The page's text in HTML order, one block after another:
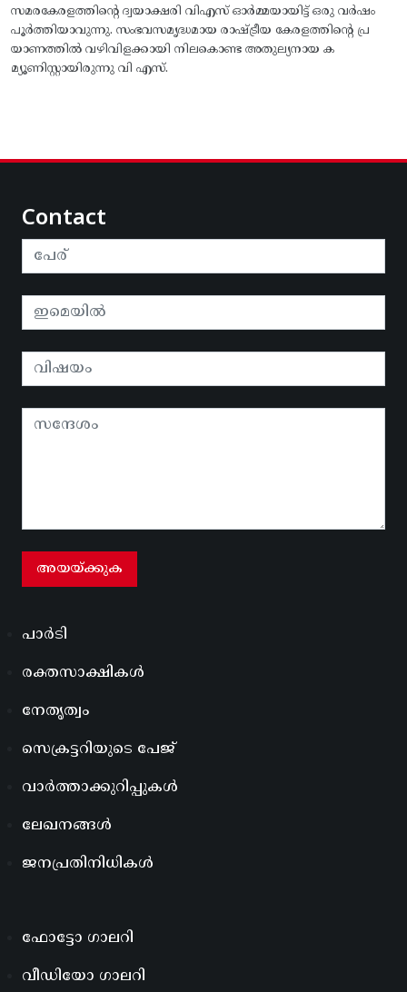
സമരകേരളത്തിൻ്റെ ദ്വയാക്ഷരി വിഎസ് ഓർമ്മയായിട്ട് ഒരു വർഷം
പൂർത്തിയാവുന്നു. സംഭവസമൃദ്ധമായ രാഷ്ട്രീയ കേരളത്തിന്റെ പ്ര
യാണത്തിൽ വഴിവിളക്കായി നിലകൊണ്ട അതുല്യനായ ക
മ്യൂണിസ്റ്റായിരുന്നു വി എസ്.
Contact
പാർടി
രക്തസാക്ഷികൾ
നേതൃത്വം
സെക്രട്ടറിയുടെ പേജ്
വാർത്താക്കുറിപ്പുകൾ
ലേഖനങ്ങൾ
ജനപ്രതിനിധികൾ
ഫോട്ടോ ഗാലറി
വീഡിയോ ഗാലറി